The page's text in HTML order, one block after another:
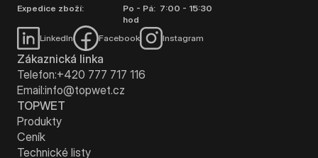
Expedice zboží:
Po - Pá: 7:00 - 15:30
hod
LinkedIn
Facebook Instagram
Zákaznická linka
Telefon:+420 777 717 116
Email:info@topwet.cz
TOPWET
Produkty
Ceník
Technické listy